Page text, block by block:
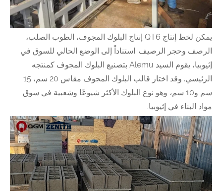
يمكن لخط إنتاج QT6 إنتاج البلوك المجوف، الطوب الصلب،
الرصف وحجر الرصيف. استناداً إلى الوضع الحالي للسوق في
إثيوبيا، يقوم السيد Alemu بتصنيع البلوك المجوف كمنتجه
الرئيسي. وقد اختار قالب البلوك المجوف مقاس 20 سم، 15
سم و10 سم، وهو نوع البلوك الأكثر شيوعًا وشعبية في سوق
مواد البناء في إثيوبيا.